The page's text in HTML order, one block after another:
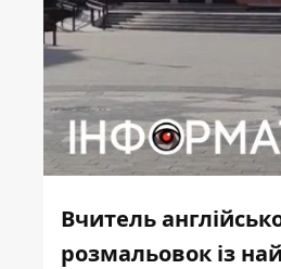
Вчитель
розмальовок із